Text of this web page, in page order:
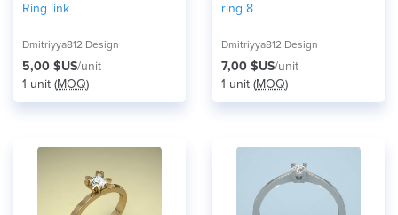
Ring link
Dmitriyya812 Design
5,00 $US/unit
1 unit (MOQ)
ring 8
Dmitriyya812 Design
7,00 $US/unit
1 unit (MOQ)